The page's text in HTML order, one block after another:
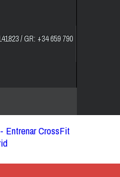
/ GR: +34 659 790